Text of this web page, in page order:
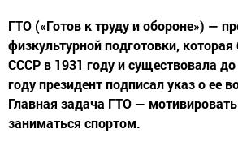
ГТО («Готов к труду и обороне») —
физкультурной подготовки,
СССР в 1931 году и существовала
году президент подписал указ о ее
Главная задача ГТО —
заниматься спортом.